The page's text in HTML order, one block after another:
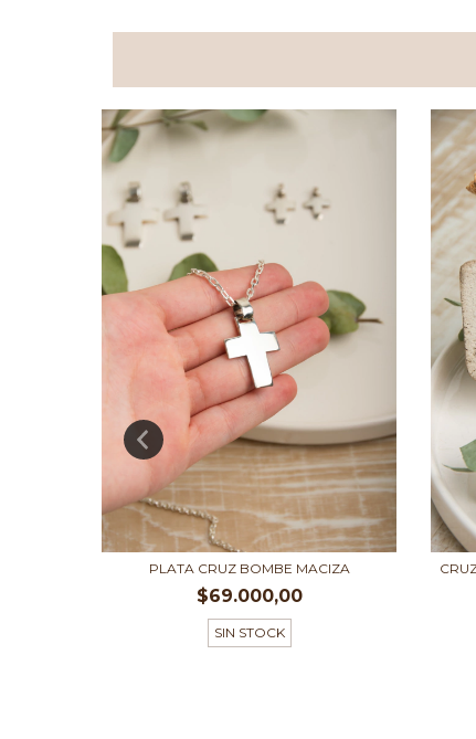
PLATA CRUZ BOMBE MACIZA
$69.000,00
SIN STOCK